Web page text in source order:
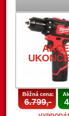
AKCE
Běžná cena:
6.799,-